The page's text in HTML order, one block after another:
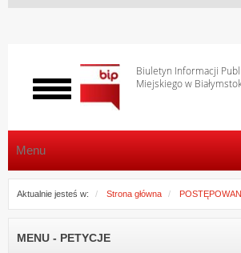
Biuletyn Informacji
Miejskiego w
Włącz
menu
Menu
Aktualnie jesteś w: Strona główna
MENU - PETYCJE